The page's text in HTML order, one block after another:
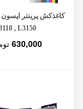
, L3150
630,000